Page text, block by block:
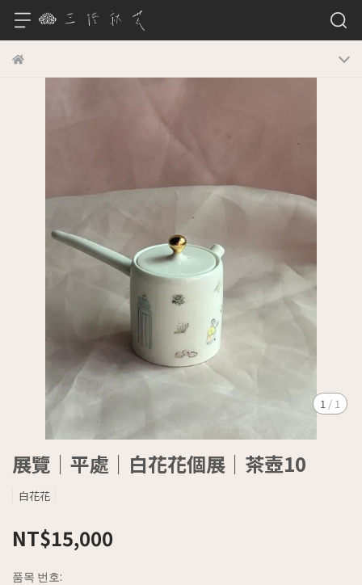
1 / 1
展覽｜平處｜白花花個展｜茶壺10
白花花
NT$15,000
품목 번호: